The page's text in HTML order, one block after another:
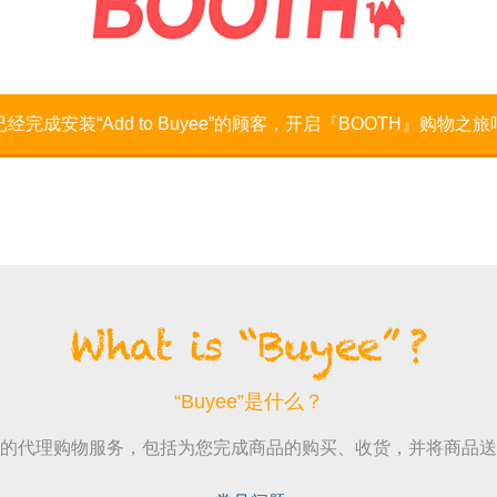
经完成安装“Add to Buyee”的顾客，开启 BOOTH 购物之旅
“Buyee”是什么？
代理购物服务，包括为您完成商品的购买、收货，并将商品送